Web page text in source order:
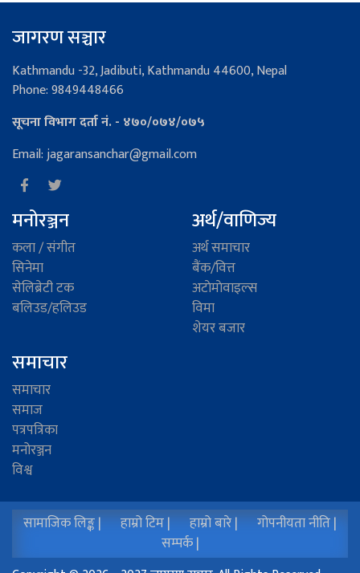
जागरण सञ्चार
Kathmandu -32, Jadibuti, Kathmandu 44600, Nepal
Phone: 9849448466
सूचना विभाग दर्ता नं. - ४७०/०७४/०७५
Email: jagaransanchar@gmail.com
मनोरञ्जन
कला / संगीत
सिनेमा
सेलिब्रेटी टक
बलिउड/हलिउड
अर्थ/वाणिज्य
अर्थ समाचार
बैंक/वित्त
अटाेमाेवाइल्स
विमा
शेयर बजार
समाचार
समाचार
समाज
पत्रपत्रिका
मनोरञ्जन
विश्व
सामाजिक लिङ्क | हाम्रो टिम | हाम्रो बारे |
गोपनीयता नीति |
सम्पर्क |